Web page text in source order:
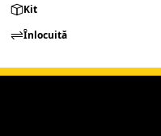
Kit
Înlocuită